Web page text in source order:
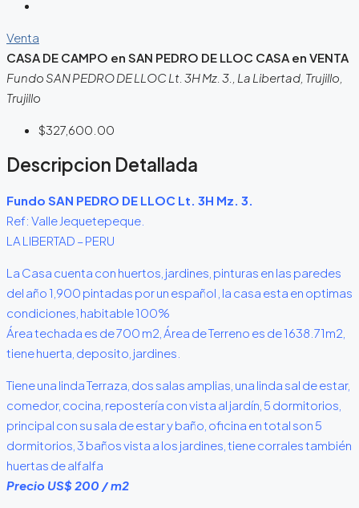
Venta
CASA DE CAMPO en SAN PEDRO DE LLOC CASA en VENTA
Fundo SAN PEDRO DE LLOC Lt. 3H Mz. 3., La Libertad, Trujillo,
Trujillo
$327,600.00
Descripcion Detallada
Fundo SAN PEDRO DE LLOC Lt. 3H Mz. 3.
Ref: Valle Jequetepeque.
LA LIBERTAD – PERU
La Casa cuenta con huertos, jardines, pinturas en las paredes
del año 1,900 pintadas por un español , la casa esta en optimas
condiciones, habitable 100%
Área techada es de 700 m2, Área de Terreno es de 1638.71m2,
tiene huerta, deposito, jardines.
Tiene una linda Terraza, dos salas amplias, una linda sal de estar,
comedor, cocina, repostería con vista al jardín, 5 dormitorios,
principal con su sala de estar y baño, oficina en total son 5
dormitorios, 3 baños vista a los jardines, tiene corrales también
huertas de alfalfa
Precio US$ 200 / m2